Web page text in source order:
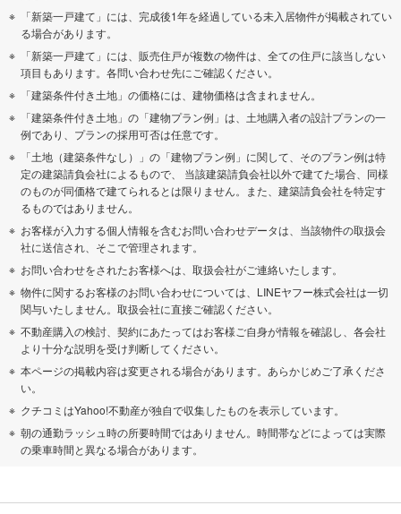
「新築一戸建て」には、完成後1年を経過している未入居物件が掲載されてい
る場合があります。
「新築一戸建て」には、販売住戸が複数の物件は、全ての住戸に該当しない
項目もあります。各問い合わせ先にご確認ください。
「建築条件付き土地」の価格には、建物価格は含まれません。
「建築条件付き土地」の「建物プラン例」は、土地購入者の設計プランの一
例であり、プランの採用可否は任意です。
「土地（建築条件なし）」の「建物プラン例」に関して、そのプラン例は特
定の建築請負会社によるもので、 当該建築請負会社以外で建てた場合、同様
のものが同価格で建てられるとは限りません。また、建築請負会社を特定す
るものではありません。
お客様が入力する個人情報を含むお問い合わせデータは、当該物件の取扱会
社に送信され、そこで管理されます。
お問い合わせをされたお客様へは、取扱会社がご連絡いたします。
物件に関するお客様のお問い合わせについては、LINEヤフー株式会社は一切
関与いたしません。取扱会社に直接ご確認ください。
不動産購入の検討、契約にあたってはお客様ご自身が情報を確認し、各会社
より十分な説明を受け判断してください。
本ページの掲載内容は変更される場合があります。あらかじめご了承くださ
い。
クチコミはYahoo!不動産が独自で収集したものを表示しています。
朝の通勤ラッシュ時の所要時間ではありません。時間帯などによっては実際
の乗車時間と異なる場合があります。